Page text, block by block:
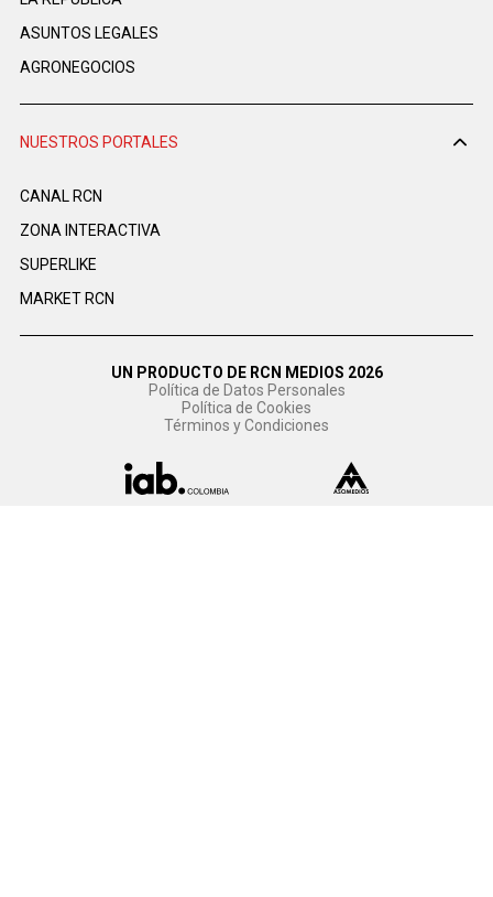
ASUNTOS LEGALES
AGRONEGOCIOS
NUESTROS PORTALES
CANAL RCN
ZONA INTERACTIVA
SUPERLIKE
MARKET RCN
UN PRODUCTO DE RCN MEDIOS 2026
Política de Datos Personales
Política de Cookies
Términos y Condiciones